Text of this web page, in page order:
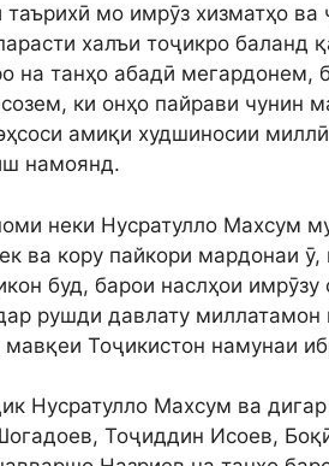
мо имрӯз хизматҳо ва
халъи тоҷикро баланд
танҳо абадӣ мегардонем,
ки онҳо пайрави чунин
амиқи худшиносии
намоянд.
неки Нусратулло Махсум
ва кору пайкори мардонаи ӯ,
буд, барои наслҳои имрӯзу
рушди давлату миллатамон
Тоҷикистон намунаи
Нусратулло Махсум ва
Тоҷиддин Исоев,